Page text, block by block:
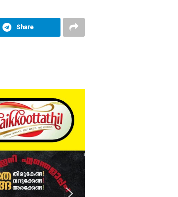
Share